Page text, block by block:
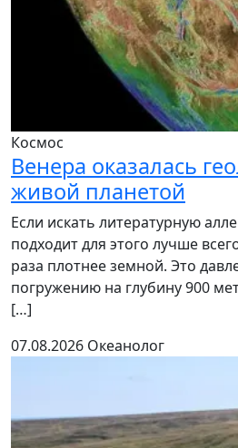
Космос
Венера оказалась
живой планетой
Если искать литературную
подходит для этого лучше
раза плотнее земной. Это
погружению на глубину 900
[…]
07.08.2026 Океанолог